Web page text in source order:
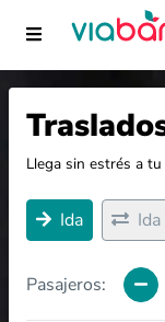
Llega sin estrés a
Ida
Pasajeros: